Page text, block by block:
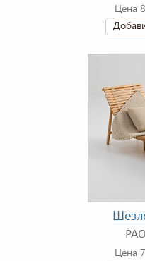
Цена
Цена